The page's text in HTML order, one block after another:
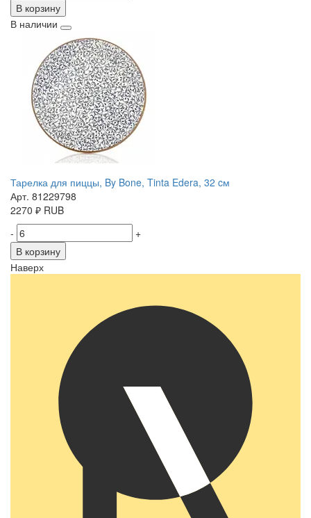
В корзину
В наличии
Тарелка для пиццы, By Bone, Tinta Edera, 32 cм
Арт. 81229798
2270 ₽ RUB
-
+
В корзину
Наверх